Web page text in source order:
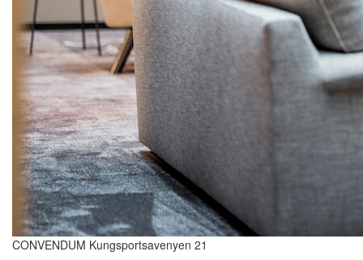
CONVENDUM Kungsportsavenyen 21